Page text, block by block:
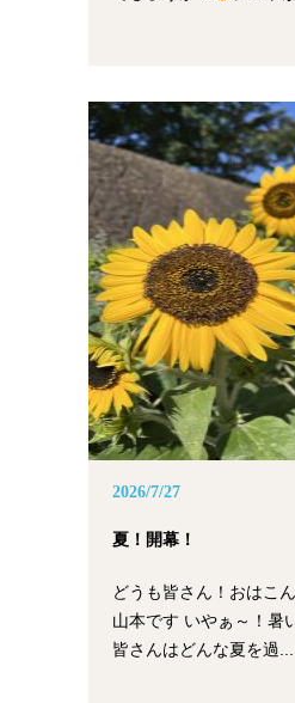
2026/7/27
夏！開幕！
どうも皆さん！おはこ
山本です いやぁ～！暑
皆さんはどんな夏を過...